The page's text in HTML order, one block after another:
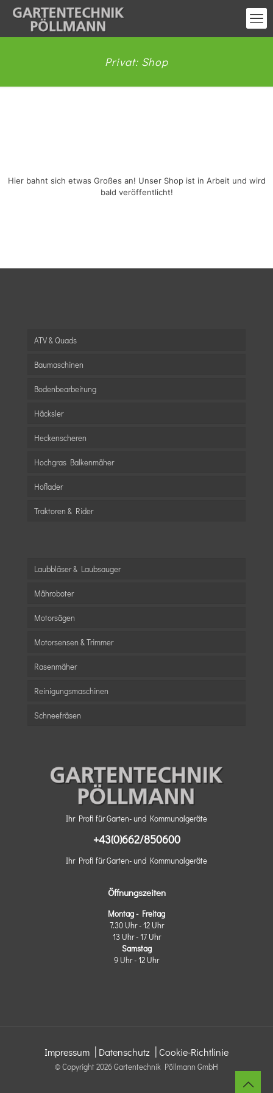
Privat: Shop
Hier bahnt sich etwas Großes an! Unser Shop ist in Arbeit und wird
bald veröffentlicht!
ATV & Quads
Baumaschinen
Bodenbearbeitung
Häcksler
Heckenscheren
Hochgras Balkenmäher
Hoflader
Traktoren & Rider
Laubbläser & Laubsauger
Mähroboter
Motorsägen
Motorsensen & Trimmer
Rasenmäher
Reinigungsmaschinen
Schneefräsen
Ihr Profi für Garten- und Kommunalgeräte
+43(0)662/850600
Ihr Profi für Garten- und Kommunalgeräte
Öffnungszeiten
Montag - Freitag
7.30 Uhr - 12 Uhr
13 Uhr - 17 Uhr
Samstag
9 Uhr - 12 Uhr
Impressum | Datenschutz | Cookie-Richtlinie
© Copyright2026 Gartentechnik Pöllmann GmbH